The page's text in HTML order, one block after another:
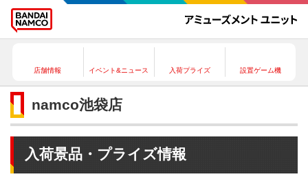
店舗情報 イベント&ニュース 入荷プライズ 設置ゲーム機
namco池袋店
入荷景品・プライズ情報